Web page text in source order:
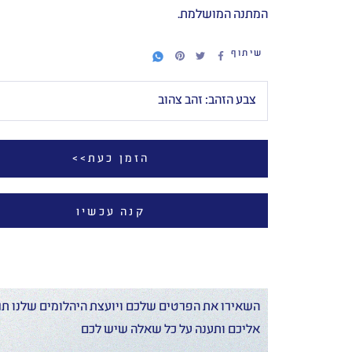
המתנה המושלמת.
שיתוף
צבע הזהב: זהב צהוב
הזמן כעת>>
קנה עכשיו
השאירו את הפרטים שלכם ויועצת היהלומים שלנו
אליכם ותענה על כל שאלה שיש לכם